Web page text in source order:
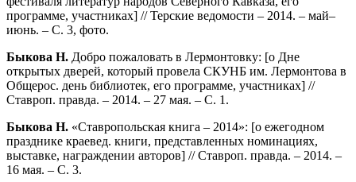
программе, участниках] // Терские ведомости – 2014. – май–
июнь. – С. 3, фото.
Быкова Н. Добро пожаловать в Лермонтовку: [о Дне
открытых дверей, который провела СКУНБ им. Лермонтова в
Общерос. день библиотек, его программе, участниках] //
Ставроп. правда. – 2014. – 27 мая. – С. 1.
Быкова Н. «Ставропольская книга – 2014»: [о ежегодном
празднике краевед. книги, представленных номинациях,
выставке, награждении авторов] // Ставроп. правда. – 2014. –
16 мая. – С. 3.